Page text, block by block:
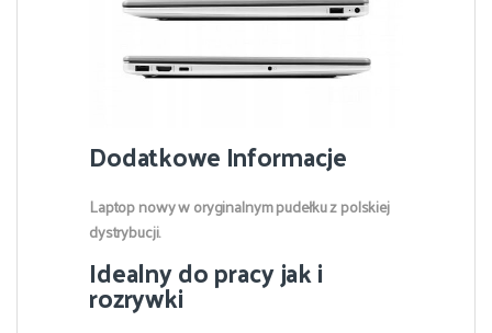
Dodatkowe Informacje
Laptop nowy w oryginalnym pudełku z polskiej
dystrybucji.
Idealny do pracy jak i
rozrywki